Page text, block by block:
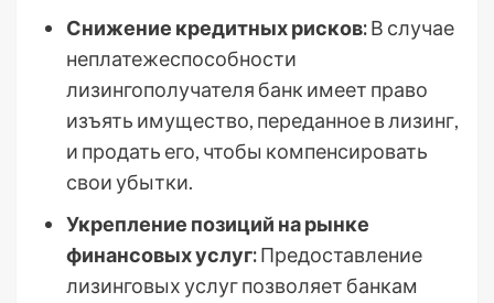
Снижение кредитных рисков:В случае
неплатежеспособности
лизингополучателя банк имеет право
изъять имущество, переданное в лизинг,
и продать его, чтобы компенсировать
свои убытки.
Укрепление позиций на рынке
финансовых услуг:Предоставление
лизинговых услуг позволяет банкам